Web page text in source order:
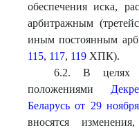
обеспечения иска,
арбитражным
иным постоянным
115, 117, 119 ХПК).
6.2. В целях
положениями
Беларусь от 29
вносятся